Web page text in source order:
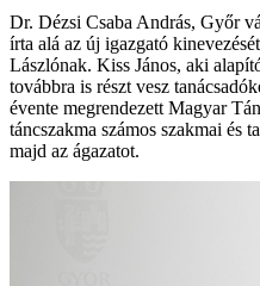
Dr. Dézsi Csaba András, Győr
írta alá az új igazgató
Lászlónak. Kiss János, aki
továbbra is részt vesz
évente megrendezett Magyar
táncszakma számos szakmai és
majd az ágazatot.